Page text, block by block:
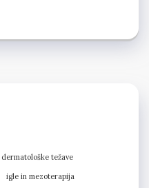
dermatološke težave
igle in mezoterapija